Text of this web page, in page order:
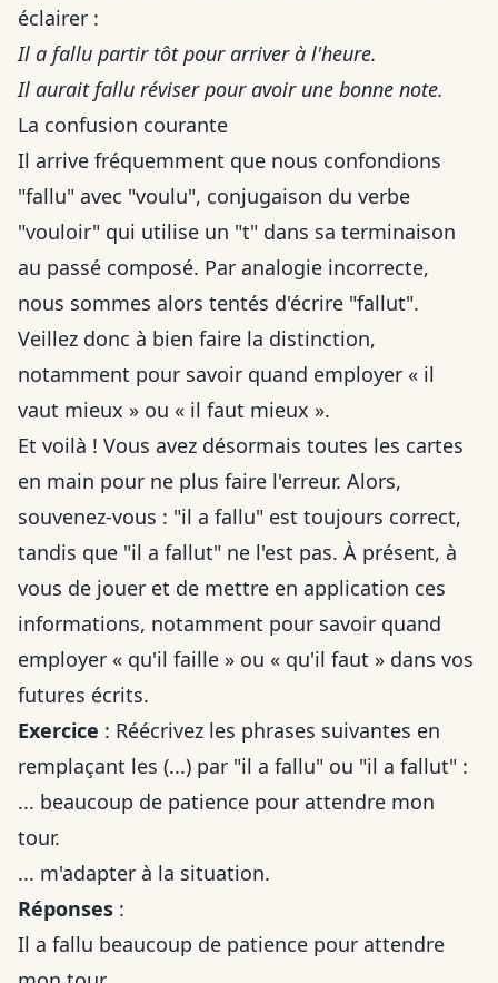
éclairer :
Il a fallu partir tôt pour arriver à l'heure.
Il aurait fallu réviser pour avoir une bonne note.
La confusion courante
Il arrive fréquemment que nous confondions
"fallu" avec "voulu", conjugaison du verbe
"vouloir" qui utilise un "t" dans sa terminaison
au passé composé. Par analogie incorrecte,
nous sommes alors tentés d'écrire "fallut".
Veillez donc à bien faire la distinction,
notamment pour savoir quand employer « il
vaut mieux » ou « il faut mieux ».
Et voilà ! Vous avez désormais toutes les cartes
en main pour ne plus faire l'erreur. Alors,
souvenez-vous : "il a fallu" est toujours correct,
tandis que "il a fallut" ne l'est pas. À présent, à
vous de jouer et de mettre en application ces
informations, notamment pour savoir quand
employer « qu'il faille » ou « qu'il faut » dans vos
futures écrits.
Exercice : Réécrivez les phrases suivantes en
remplaçant les (...) par "il a fallu" ou "il a fallut" :
... beaucoup de patience pour attendre mon
tour.
... m'adapter à la situation.
Réponses :
Il a fallu beaucoup de patience pour attendre